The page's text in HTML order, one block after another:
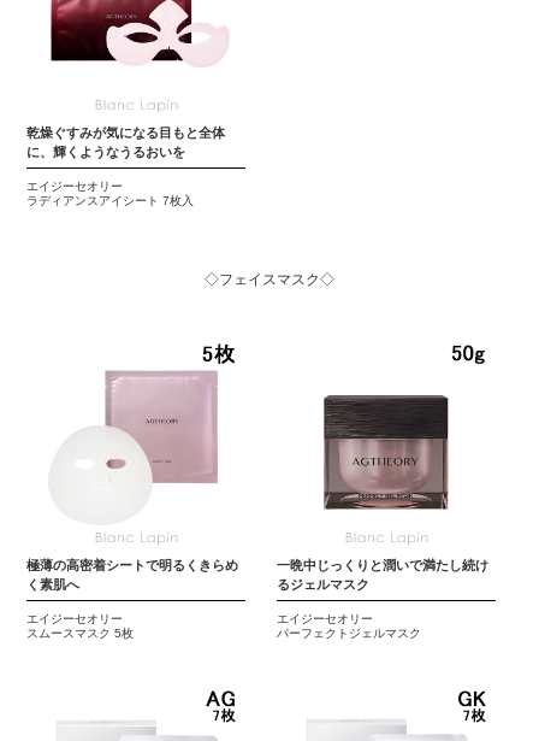
乾燥ぐすみが気になる目もと全体
に、輝くようなうるおいを
エイジーセオリー
ラディアンスアイシート 7枚入
◇フェイスマスク◇
極薄の高密着シートで明るくきらめ
く素肌へ
エイジーセオリー
スムースマスク 5枚
一晩中じっくりと潤いで満たし続け
るジェルマスク
エイジーセオリー
パーフェクトジェルマスク